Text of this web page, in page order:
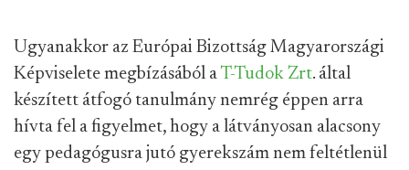
Ugyanakkor az Európai Bizottság Magyarországi
Képviselete megbízásából a T-Tudok Zrt. által
készített átfogó tanulmány nemrég éppen arra
hívta fel a figyelmet, hogy a látványosan alacsony
egy pedagógusra jutó gyerekszám nem feltétlenül